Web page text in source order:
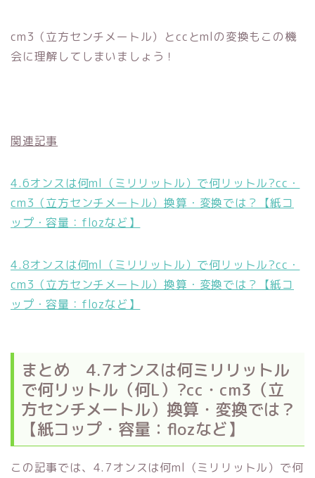
cm3（立方センチメートル）とccとmlの変換もこの機
会に理解してしまいましょう！
関連記事
4.6オンスは何ml（ミリリットル）で何リットル?cc・
cm3（立方センチメートル）換算・変換では？【紙コ
ップ・容量：flozなど】
4.8オンスは何ml（ミリリットル）で何リットル?cc・
cm3（立方センチメートル）換算・変換では？【紙コ
ップ・容量：flozなど】
まとめ 4.7オンスは何ミリリットル
で何リットル（何L）?cc・cm3（立
方センチメートル）換算・変換では？
【紙コップ・容量：flozなど】
この記事では、4.7オンスは何ml（ミリリットル）で何